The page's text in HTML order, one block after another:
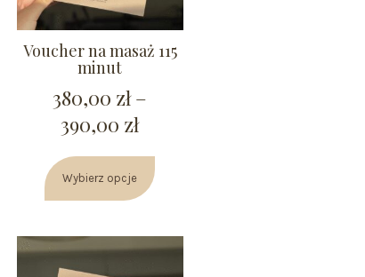
Voucher na masaż 115
minut
380,00 zł–
390,00 zł
Wybierz opcje